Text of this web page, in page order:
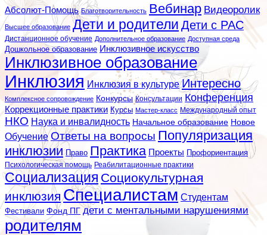
Абсолют-Помощь Благотворительность Вебинар Видеоролик
Высшее образование Дети и родители Дети с РАС
Дистанционное обучение Дополнительное образование Доступная среда
Дошкольное образование Инклюзивное искусство
Инклюзивное образование
Инклюзия Инклюзия в культуре Интересно
Комплексное сопровождение Конкурсы Консультации Конференция
Коррекционные практики Курсы Мастер-класс Международный опыт
НКО Наука и инвалидность Начальное образование Новое
Обучение Ответы на вопросы Популяризация
инклюзии Право Практика Проекты Профориентация
Психологическая помощь Реабилитационные практики
Социализация Социокультурная
инклюзия Специалистам Студентам
Фестивали Фонд ПГ дети с ментальными нарушениями
родителям